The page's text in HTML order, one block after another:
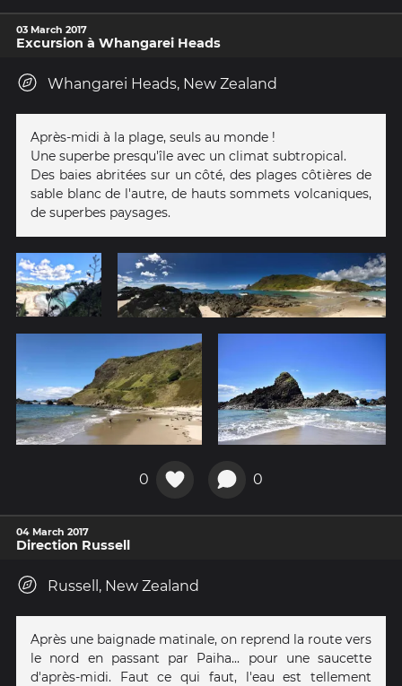
03 March 2017
Excursion à Whangarei Heads
Whangarei Heads, New Zealand
Après-midi à la plage, seuls au monde !
Une superbe presqu'île avec un climat subtropical.
Des baies abritées sur un côté, des plages côtières de
sable blanc de l'autre, de hauts sommets volcaniques,
de superbes paysages.
0 0
04 March 2017
Direction Russell
Russell, New Zealand
Après une baignade matinale, on reprend la route vers
le nord en passant par Paiha... pour une saucette
d'après-midi. Faut ce qui faut, l'eau est tellement